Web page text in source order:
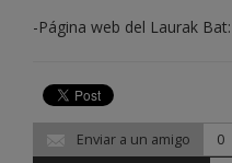
-Página web del Laurak Bat:
Enviar a un amigo
0